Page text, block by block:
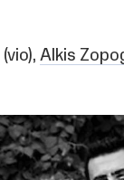
(vio), Alkis